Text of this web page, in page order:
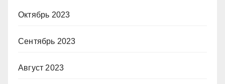
Октябрь 2023
Сентябрь 2023
Август 2023